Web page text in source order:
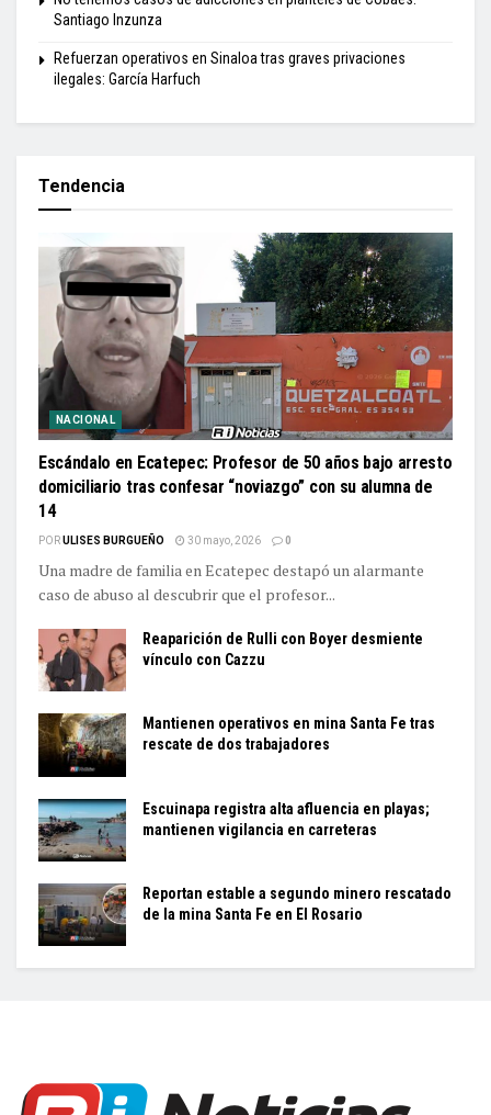
Santiago Inzunza
Refuerzan operativos en Sinaloa tras graves privaciones
ilegales: García Harfuch
Tendencia
NACIONAL
Escándalo en Ecatepec: Profesor de 50 años bajo arresto
domiciliario tras confesar “noviazgo” con su alumna de
14
PORULISES BURGUEÑO 30 mayo, 2026 0
Una madre de familia en Ecatepec destapó un alarmante
caso de abuso al descubrir que el profesor...
Reaparición de Rulli con Boyer desmiente
vínculo con Cazzu
Mantienen operativos en mina Santa Fe tras
rescate de dos trabajadores
Escuinapa registra alta afluencia en playas;
mantienen vigilancia en carreteras
Reportan estable a segundo minero rescatado
de la mina Santa Fe en El Rosario